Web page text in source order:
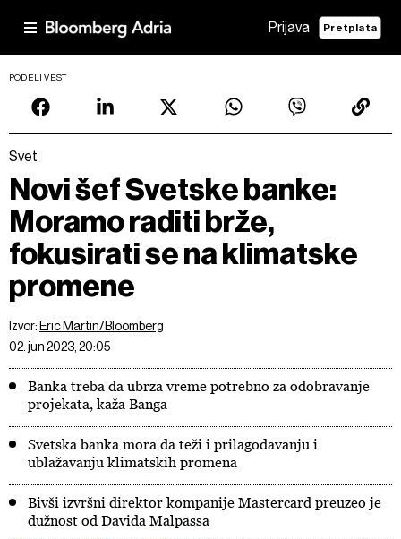
Prijava Pretplata
PODELI VEST
Svet
Novi šef Svetske banke:
Moramo raditi brže,
fokusirati se na klimatske
promene
Izvor: Eric Martin/Bloomberg
02. jun 2023, 20:05
Banka treba da ubrza vreme potrebno za odobravanje
projekata, kaža Banga
Svetska banka mora da teži i prilagođavanju i
ublažavanju klimatskih promena
Bivši izvršni direktor kompanije Mastercard preuzeo je
dužnost od Davida Malpassa